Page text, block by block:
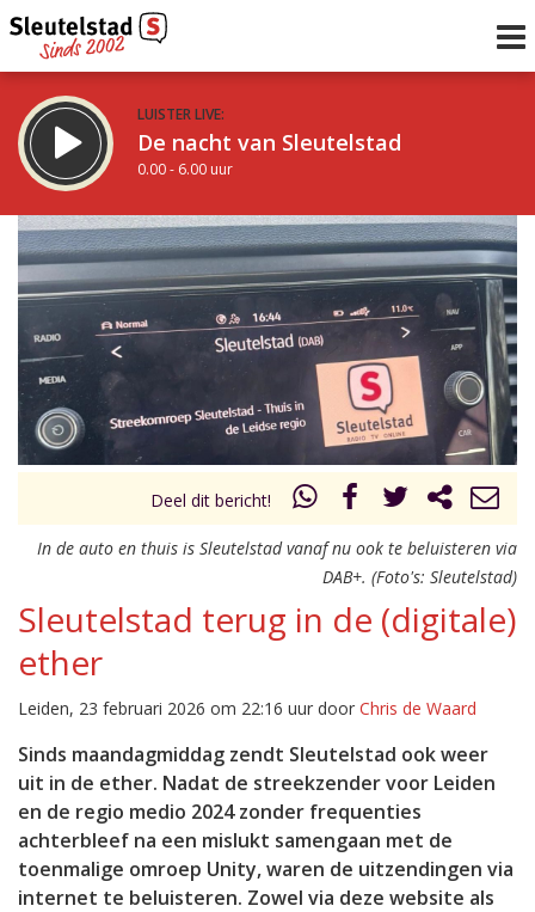
LUISTER LIVE:
De nacht van Sleutelstad
0.00 - 6.00 uur
STRAKS:
De ochtend van Sleutelstad
6.00 - 12.00 uur
Vorig uur
uur 1 van 0 Volgend uur
Deel dit bericht!
In de auto en thuis is Sleutelstad vanaf nu ook te beluisteren via
DAB+. (Foto's: Sleutelstad)
Sleutelstad terug in de (digitale)
ether
Leiden, 23 februari 2026 om 22:16 uur door Chris de Waard
Sinds maandagmiddag zendt Sleutelstad ook weer
uit in de ether. Nadat de streekzender voor Leiden
en de regio medio 2024 zonder frequenties
achterbleef na een mislukt samengaan met de
toenmalige omroep Unity, waren de uitzendingen via
internet te beluisteren. Zowel via deze website als